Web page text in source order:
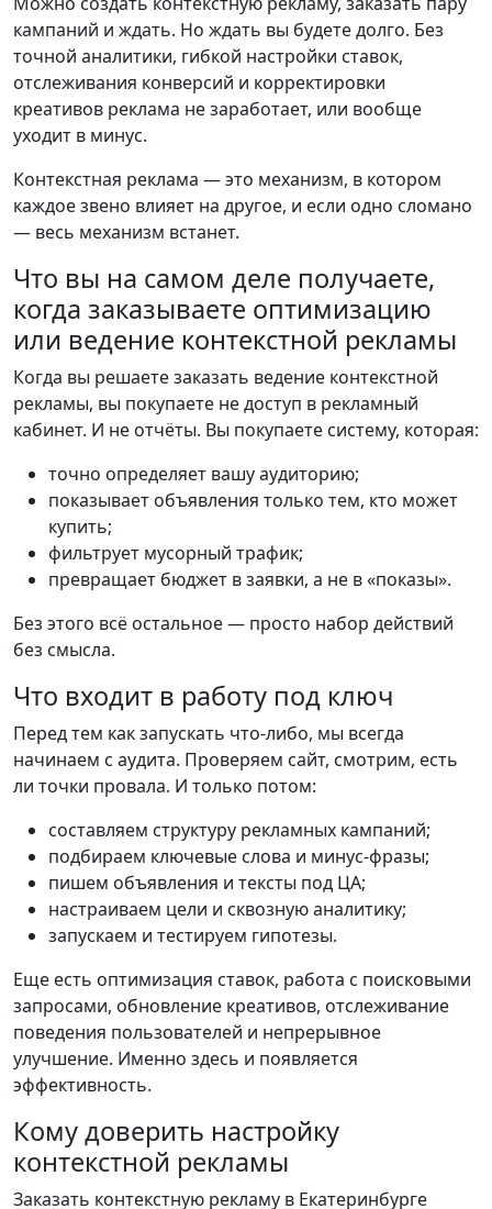
кампаний и ждать. Но ждать вы будете долго. Без
точной аналитики, гибкой настройки ставок,
отслеживания конверсий и корректировки
креативов реклама не заработает, или вообще
уходит в минус.
Контекстная реклама — это механизм, в котором
каждое звено влияет на другое, и если одно сломано
— весь механизм встанет.
Что вы на самом деле получаете,
когда заказываете оптимизацию
или ведение контекстной рекламы
Когда вы решаете заказать ведение контекстной
рекламы, вы покупаете не доступ в рекламный
кабинет. И не отчёты. Вы покупаете систему, которая:
точно определяет вашу аудиторию;
показывает объявления только тем, кто может
купить;
фильтрует мусорный трафик;
превращает бюджет в заявки, а не в «показы».
Без этого всё остальное — просто набор действий
без смысла.
Что входит в работу под ключ
Перед тем как запускать что-либо, мы всегда
начинаем с аудита. Проверяем сайт, смотрим, есть
ли точки провала. И только потом:
составляем структуру рекламных кампаний;
подбираем ключевые слова и минус-фразы;
пишем объявления и тексты под ЦА;
настраиваем цели и сквозную аналитику;
запускаем и тестируем гипотезы.
Еще есть оптимизация ставок, работа с поисковыми
запросами, обновление креативов, отслеживание
поведения пользователей и непрерывное
улучшение. Именно здесь и появляется
эффективность.
Кому доверить настройку
контекстной рекламы
Заказать контекстную рекламу в Екатеринбурге